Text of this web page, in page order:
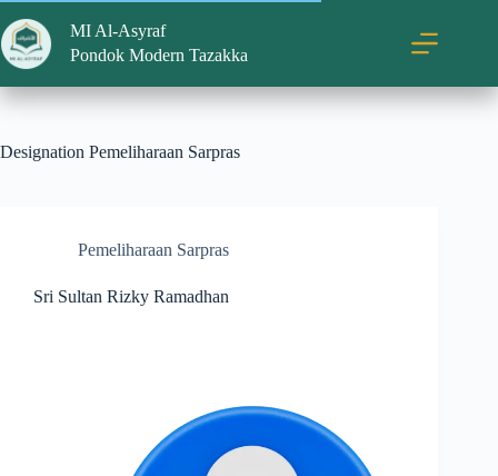
MI Al-Asyraf
Pondok Modern Tazakka
Designation Pemeliharaan Sarpras
Pemeliharaan Sarpras
Sri Sultan Rizky Ramadhan